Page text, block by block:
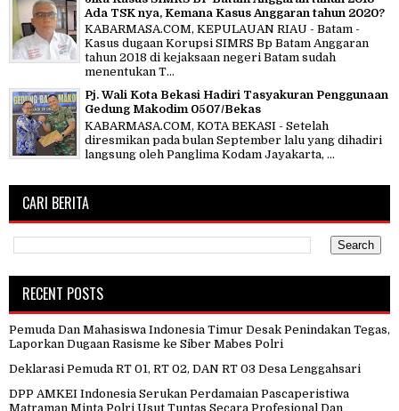
Ada TSK nya, Kemana Kasus Anggaran tahun 2020?
KABARMASA.COM, KEPULAUAN RIAU - Batam -
Kasus dugaan Korupsi SIMRS Bp Batam Anggaran
tahun 2018 di kejaksaan negeri Batam sudah
menentukan T...
Pj. Wali Kota Bekasi Hadiri Tasyakuran Penggunaan
Gedung Makodim 0507/Bekas
KABARMASA.COM, KOTA BEKASI - Setelah
diresmikan pada bulan September lalu yang dihadiri
langsung oleh Panglima Kodam Jayakarta, ...
CARI BERITA
RECENT POSTS
Pemuda Dan Mahasiswa Indonesia Timur Desak Penindakan Tegas,
Laporkan Dugaan Rasisme ke Siber Mabes Polri
Deklarasi Pemuda RT 01, RT 02, DAN RT 03 Desa Lenggahsari
DPP AMKEI Indonesia Serukan Perdamaian Pascaperistiwa
Matraman Minta Polri Usut Tuntas Secara Profesional Dan